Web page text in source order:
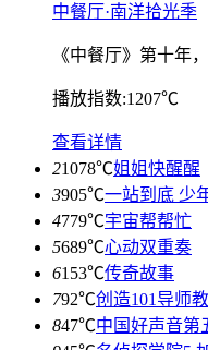
中餐厅·南洋拾光季
《中餐厅》第十年
播放指数:1207℃
查看详情
21078℃姐姐快醒醒
3905℃一站到底 少
4779℃宇宙帮帮忙
5689℃心动双重奏
6153℃传奇故事
792℃创造101导师
847℃中国好声音第